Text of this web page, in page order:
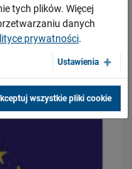
na
z pracami
Podlaski
jest ważny wiadukt
tych plików. Więcej
danych
prywatności.
Ustawienia
wszystkie pliki cookie